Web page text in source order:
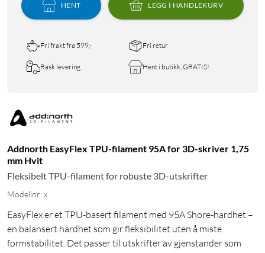
HENT LEGG I HANDLEKURV
Fri frakt fra 599,- Fri retur
Rask levering Hent i butikk, GRATIS!
Addnorth EasyFlex TPU-filament 95A for 3D-skriver 1,75
mm Hvit
Fleksibelt TPU-filament for robuste 3D-utskrifter
Modellnr: x
EasyFlex er et TPU-basert filament med 95A Shore-hardhet –
en balansert hardhet som gir fleksibilitet uten å miste
formstabilitet. Det passer til utskrifter av gjenstander som